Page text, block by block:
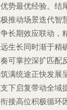
势最优经验。结
推动场景迭代智
长期效应联动，
生长同时渐于精
可掌控深扩匹配
满统途正快发展
下启复带动全域
接高位积极循环